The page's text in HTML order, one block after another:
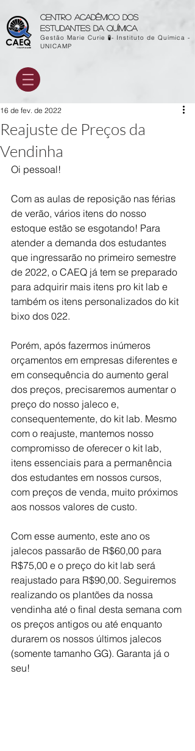
Centro acadêmico dos
estudantes da química
Gestão Marie Curie 🧪- Instituto de Química -
UNICAMP
Reajuste de Preços da
Vendinha
16 de fev. de 2022
Oi pessoal!
Com as aulas de reposição nas férias
de verão, vários itens do nosso
estoque estão se esgotando! Para
atender a demanda dos estudantes
que ingressarão no primeiro semestre
de 2022, o CAEQ já tem se preparado
para adquirir mais itens pro kit lab e
também os itens personalizados do kit
bixo dos 022.
Porém, após fazermos inúmeros
orçamentos em empresas diferentes e
em consequência do aumento geral
dos preços, precisaremos aumentar o
preço do nosso jaleco e,
consequentemente, do kit lab. Mesmo
com o reajuste, mantemos nosso
compromisso de oferecer o kit lab,
itens essenciais para a permanência
dos estudantes em nossos cursos,
com preços de venda, muito próximos
aos nossos valores de custo.
Com esse aumento, este ano os
jalecos passarão de R$60,00 para
R$75,00 e o preço do kit lab será
reajustado para R$90,00. Seguiremos
realizando os plantões da nossa
vendinha até o final desta semana com
os preços antigos ou até enquanto
durarem os nossos últimos jalecos
(somente tamanho GG). Garanta já o
seu!